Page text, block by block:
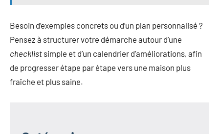
Besoin d’exemples concrets ou d’un plan personnalisé ?
Pensez à structurer votre démarche autour d’une
checklist simple et d’un calendrier d’améliorations, afin
de progresser étape par étape vers une maison plus
fraîche et plus saine.